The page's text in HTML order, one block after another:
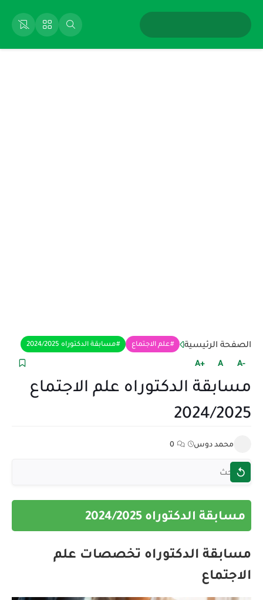
الصفحة الرئيسية علم الاجتماع مسابقة الدكتوراه 2024/2025
+A A -A
مسابقة الدكتوراه علم الاجتماع
2024/2025
محمد دوس 0
مسابقة الدكتوراه 2024/2025
مسابقة الدكتوراه تخصصات علم
الاجتماع